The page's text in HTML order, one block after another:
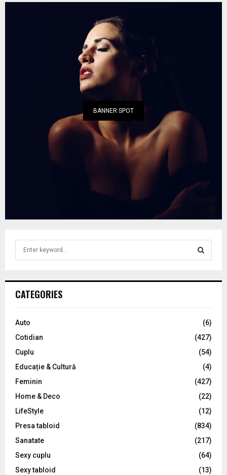
BANNER SPOT
h
o
:
C
CATEGORIES
Auto
(6)
Cotidian
(427)
Cuplu
(54)
Educație & Cultură
(4)
Feminin
(427)
Home & Deco
(22)
LifeStyle
(12)
Presa tabloid
(834)
Sanatate
(217)
Sexy cuplu
(64)
Sexy tabloid
(13)